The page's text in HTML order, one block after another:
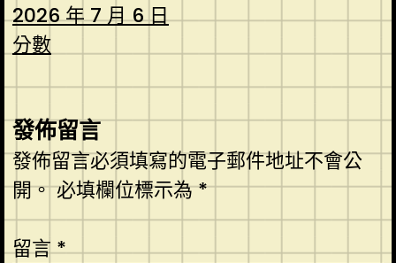
2026 年 7 月 6 日
分數
發佈留言
發佈留言必須填寫的電子郵件地址不會公
開。必填欄位標示為*
留言*